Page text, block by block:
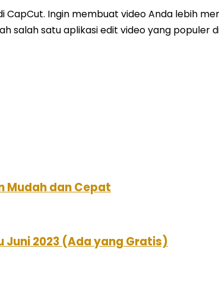
CapCut. Ingin membuat video Anda lebih
salah satu aplikasi edit video yang populer
Mudah dan Cepat
Juni 2023 (Ada yang Gratis)